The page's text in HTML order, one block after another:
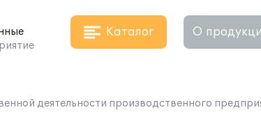
Каталог О
деятельности производственного